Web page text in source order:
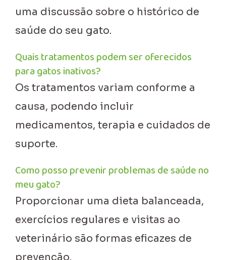
uma discussão sobre o histórico de
saúde do seu gato.
Quais tratamentos podem ser oferecidos
para gatos inativos?
Os tratamentos variam conforme a
causa, podendo incluir
medicamentos, terapia e cuidados de
suporte.
Como posso prevenir problemas de saúde no
meu gato?
Proporcionar uma dieta balanceada,
exercícios regulares e visitas ao
veterinário são formas eficazes de
prevenção.